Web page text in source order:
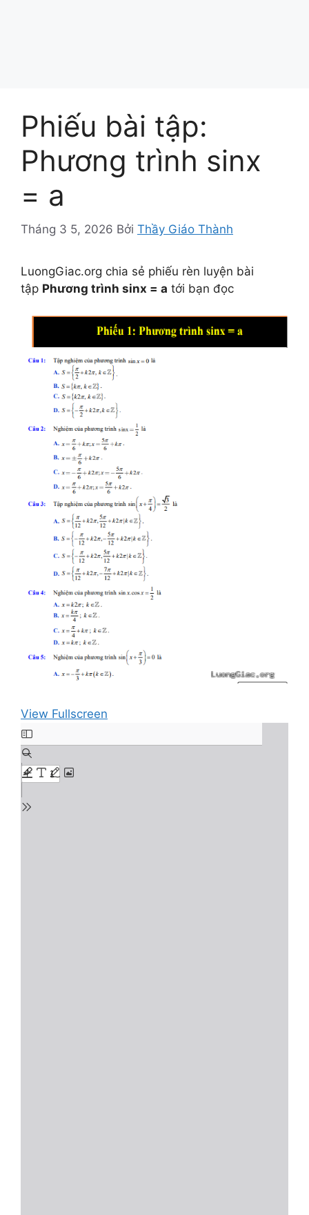
Phiếu bài tập:
Phương trình sinx
= a
Tháng 3 5, 2026 Bởi Thầy Giáo Thành
LuongGiac.org chia sẻ phiếu rèn luyện bài
tập Phương trình sinx = a tới bạn đọc
View Fullscreen
Skip
to
PDF
content